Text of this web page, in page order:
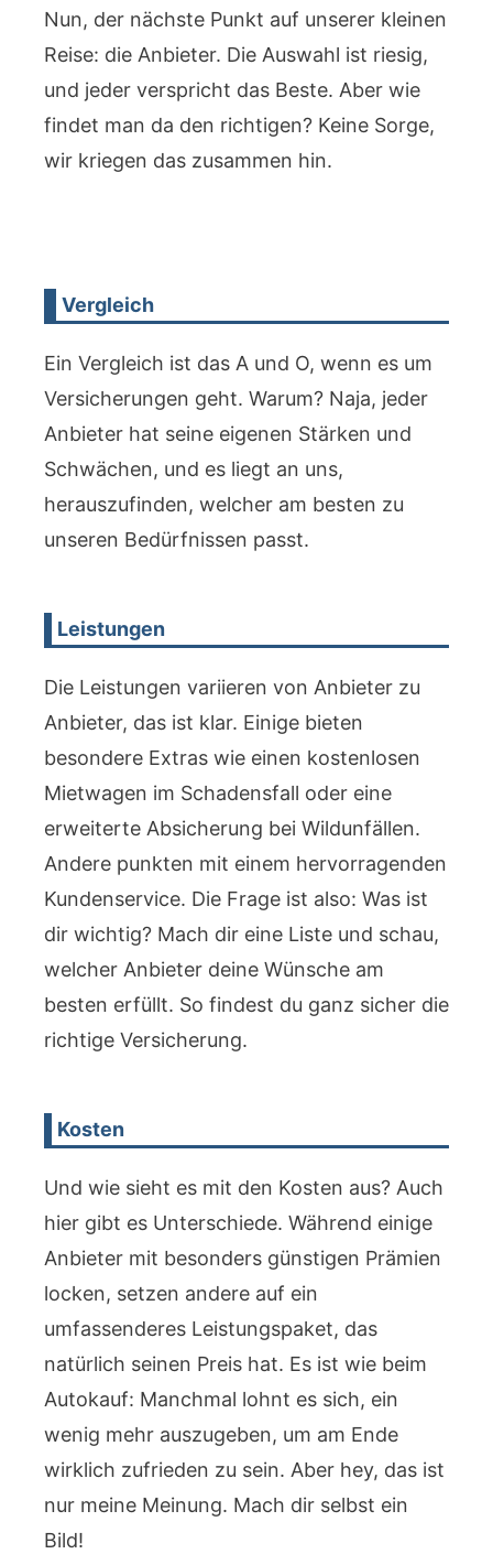
Nun, der nächste Punkt auf unserer kleinen
Reise: die Anbieter. Die Auswahl ist riesig,
und jeder verspricht das Beste. Aber wie
findet man da den richtigen? Keine Sorge,
wir kriegen das zusammen hin.
Vergleich
Ein Vergleich ist das A und O, wenn es um
Versicherungen geht. Warum? Naja, jeder
Anbieter hat seine eigenen Stärken und
Schwächen, und es liegt an uns,
herauszufinden, welcher am besten zu
unseren Bedürfnissen passt.
Leistungen
Die Leistungen variieren von Anbieter zu
Anbieter, das ist klar. Einige bieten
besondere Extras wie einen kostenlosen
Mietwagen im Schadensfall oder eine
erweiterte Absicherung bei Wildunfällen.
Andere punkten mit einem hervorragenden
Kundenservice. Die Frage ist also: Was ist
dir wichtig? Mach dir eine Liste und schau,
welcher Anbieter deine Wünsche am
besten erfüllt. So findest du ganz sicher die
richtige Versicherung.
Kosten
Und wie sieht es mit den Kosten aus? Auch
hier gibt es Unterschiede. Während einige
Anbieter mit besonders günstigen Prämien
locken, setzen andere auf ein
umfassenderes Leistungspaket, das
natürlich seinen Preis hat. Es ist wie beim
Autokauf: Manchmal lohnt es sich, ein
wenig mehr auszugeben, um am Ende
wirklich zufrieden zu sein. Aber hey, das ist
nur meine Meinung. Mach dir selbst ein
Bild!